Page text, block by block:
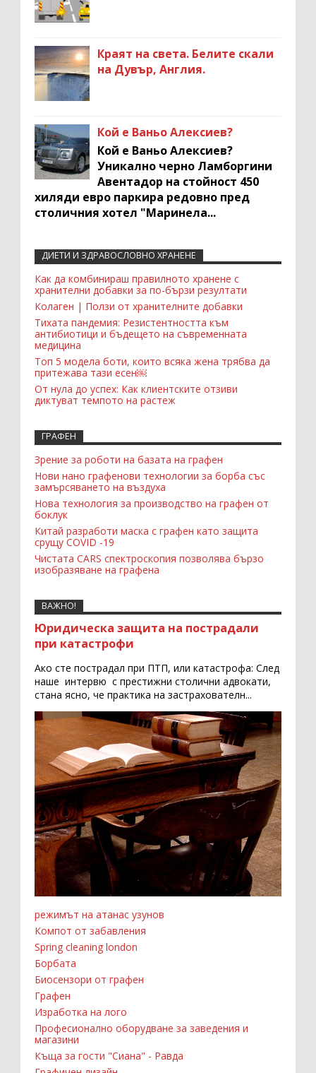
Краят на света. Белите скали
на Дувър, Англия.
Кой е Ваньо Алексиев?
Кой е Ваньо Алексиев?
Уникално черно Ламборгини
Авентадор на стойност 450
хиляди евро паркира редовно пред
столичния хотел "Маринела...
Recent Comments Widget
ДИЕТИ И ЗДРАВОСЛОВНО ХРАНЕНЕ
Как да комбинираш правилното хранене с
хранителни добавки за по-бързи резултати
Колаген | Ползи от хранителните добавки
Тихата пандемия: Резистентността към
антибиотици и бъдещето на съвременната
медицина
Топ 5 модела боти, които всяка жена трябва да
притежава тази есен￼
От нула до успех: Как клиентските отзиви
диктуват темпото на растеж
ГРАФЕН
Зрение за роботи на базата на графен
Нови нано графенови технологии за борба със
замърсяването на въздуха
Нова технология за производство на графен от
боклук
Китай разработи маска с графен като защита
срущу COVID -19
Чистата CARS спектроскопия позволява бързо
изобразяване на графена
ВАЖНО!
Юридическа защита на пострадали
при катастрофи
Ако сте пострадал при ПТП, или катастрофа: След
наше интервю с престижни столични адвокати,
стана ясно, че практика на застрахователн...
режимът на атанас узунов
Компот от забавления
Spring cleaning london
Борбата
Биосензори от графен
Графен
Изработка на лого
Професионално оборудване за заведения и
магазини
Къща за гости "Сиана" - Равда